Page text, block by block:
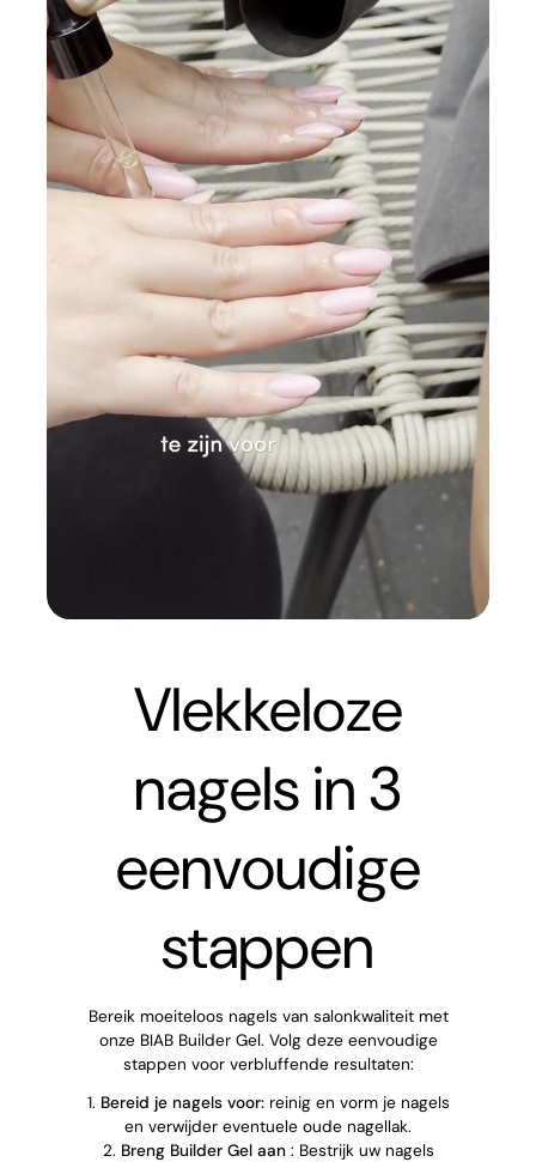
Vlekkeloze
nagels in 3
eenvoudige
stappen
Bereik moeiteloos nagels van salonkwaliteit met
onze BIAB Builder Gel. Volg deze eenvoudige
stappen voor verbluffende resultaten:
1. Bereid je nagels voor:reinig en vorm je nagels
en verwijder eventuele oude nagellak.
2. Breng Builder Gel aan: Bestrijk uw nagels